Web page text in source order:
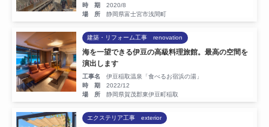
時 期
2020/8
場 所
静岡県富士宮市浅間町
建築・リフォーム工事 renovation
海を一望できる伊豆の高級料理旅館。最高の空間を
演出します
工事名
伊豆稲取温泉「食べるお宿浜の湯」
時 期
2022/12
場 所
静岡県賀茂郡東伊豆町稲取
エクステリア工事 exterior
お問い合わせはこちら